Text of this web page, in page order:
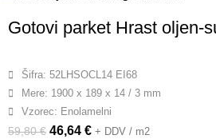
Gotovi parket Hrast oljen-
Šifra: 52LHSOCL14 EI68
Mere: 1900 x 189 x 14 / 3 mm
Vzorec: Enolamelni
59,80€ 46,64 € + DDV / m2